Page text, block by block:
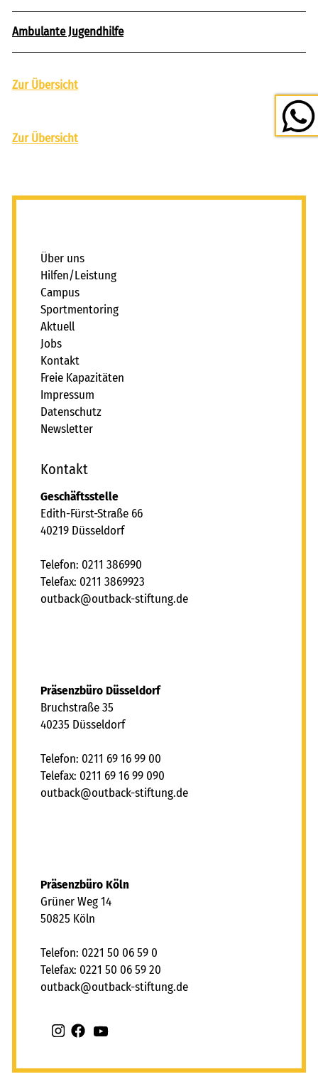
Ambulante Jugendhilfe
Zur Übersicht
Zur Übersicht
Über uns
Hilfen/Leistung
Campus
Sportmentoring
Aktuell
Jobs
Kontakt
Freie Kapazitäten
Impressum
Datenschutz
Newsletter
Kontakt
Geschäftsstelle
Edith-Fürst-Straße 66
40219 Düsseldorf
Telefon: 0211 386990
Telefax: 0211 3869923
tb ck tb ck-stft ngd
Präsenzbüro Düsseldorf
Bruchstraße 35
40235 Düsseldorf
Telefon: 0211 69 16 99 00
Telefax: 0211 69 16 99 090
tb ck tb ck-stft ngd
Präsenzbüro Köln
Grüner Weg 14
50825 Köln
Telefon: 0221 50 06 59 0
Telefax: 0221 50 06 59 20
tb ck tb ck-stft ngd